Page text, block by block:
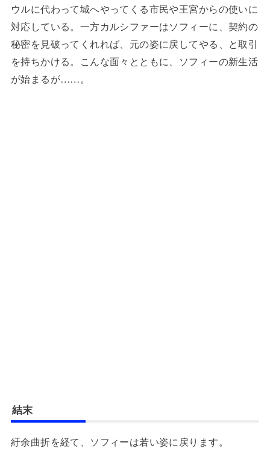
ウルに代わって城へやってくる市民や王宮からの使いに
対応している。一方カルシファーはソフィーに、契約の
秘密を見破ってくれれば、元の姿に戻してやる、と取引
を持ちかける。こんな面々とともに、ソフィーの新生活
が始まるが……。
結末
紆余曲折を経て、ソフィーは若い姿に戻ります。